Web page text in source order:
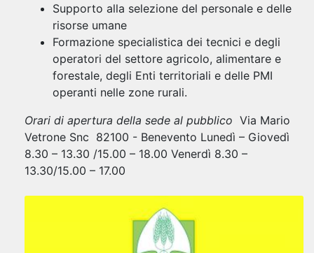
Supporto alla selezione del personale e delle
risorse umane
Formazione specialistica dei tecnici e degli
operatori del settore agricolo, alimentare e
forestale, degli Enti territoriali e delle PMI
operanti nelle zone rurali.
Orari di apertura della sede al pubblico Via Mario
Vetrone Snc 82100 - Benevento Lunedì – Giovedì
8.30 – 13.30 /15.00 – 18.00 Venerdì 8.30 –
13.30/15.00 – 17.00